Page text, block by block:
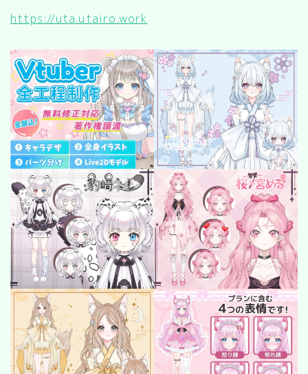
キッチン
寝室
カスタムお部屋
街並み
公園
施設
レストラン/カフェ
田舎
病院
神社/寺院
街
SF/ファンタジー
サイバー
https://uta.utairo.work